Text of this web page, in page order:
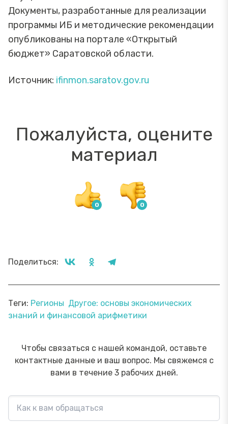
Документы, разработанные для реализации
программы ИБ и методические рекомендации
опубликованы на портале «Открытый
бюджет» Саратовской области.
Источник: ifinmon.saratov.gov.ru
Пожалуйста, оцените
материал
Поделиться:
Теги: Регионы Другое: основы экономических
знаний и финансовой арифметики
Чтобы связаться с нашей командой, оставьте
контактные данные и ваш вопрос. Мы свяжемся с
вами в течение 3 рабочих дней.